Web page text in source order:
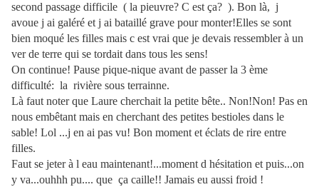
second passage difficile ( la pieuvre? C est ça? ). Bon là, j
avoue j ai galéré et j ai bataillé grave pour monter!Elles se sont
bien moqué les filles mais c est vrai que je devais ressembler à un
ver de terre qui se tordait dans tous les sens!
On continue! Pause pique-nique avant de passer la 3 ème
difficulté: la rivière sous terrainne.
Là faut noter que Laure cherchait la petite bête.. Non!Non! Pas en
nous embêtant mais en cherchant des petites bestioles dans le
sable! Lol ...j en ai pas vu! Bon moment et éclats de rire entre
filles.
Faut se jeter à l eau maintenant!...moment d hésitation et puis...on
y va...ouhhh pu.... que ça caille!! Jamais eu aussi froid !